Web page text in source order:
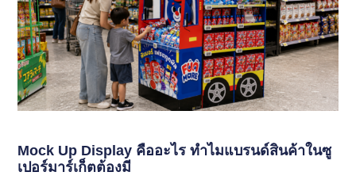
Mock Up Display คืออะไร ทำไมแบรนด์สินค้าในซู
เปอร์มาร์เก็ตต้องมี